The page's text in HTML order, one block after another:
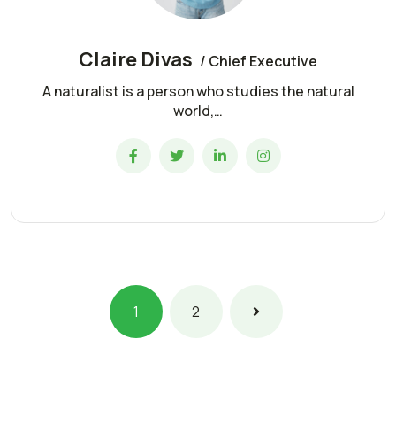
Claire Divas / Chief Executive
A naturalist is a person who studies the natural
world,…
1 2